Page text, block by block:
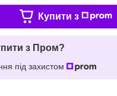
Купити з
з Пром?
під захистом